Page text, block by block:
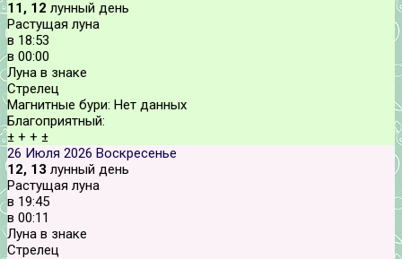
11, 12 лунный день
Растущая луна
в 18:53
в 00:00
Луна в знаке
Стрелец
Магнитные бури: Нет данных
Благоприятный:
± + + ±
26 Июля 2026 Воскресенье
12, 13 лунный день
Растущая луна
в 19:45
в 00:11
Луна в знаке
Стрелец